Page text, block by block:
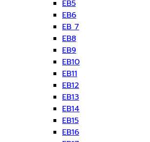
EB5
EB6
EB 7
EB8
EB9
EB10
EB11
EB12
EB13
EB14
EB15
EB16